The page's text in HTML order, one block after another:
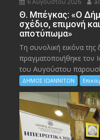
6 Αυγούστου 2026
Θ. Μπέγκας: «Ο
σχέδιο, επιμονή
αποτύπωμα»
Τη συνολική εικόνα της
πραγματοποιήθηκε τον
του Αυγούστου
ΔΗΜΟΣ ΙΩΑΝΝΙΤΩΝ